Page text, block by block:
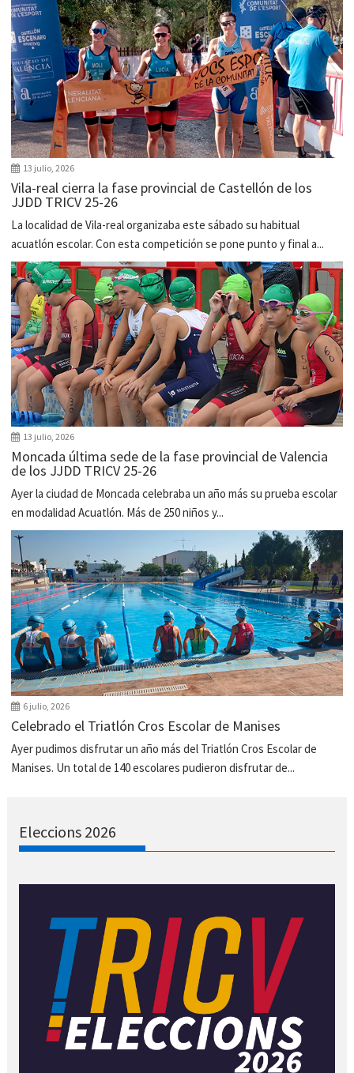
13 julio, 2026
Vila-real cierra la fase provincial de Castellón de los
JJDD TRICV 25-26
La localidad de Vila-real organizaba este sábado su habitual
acuatlón escolar. Con esta competición se pone punto y final a...
13 julio, 2026
Moncada última sede de la fase provincial de Valencia
de los JJDD TRICV 25-26
Ayer la ciudad de Moncada celebraba un año más su prueba escolar
en modalidad Acuatlón. Más de 250 niños y...
6 julio, 2026
Celebrado el Triatlón Cros Escolar de Manises
Ayer pudimos disfrutar un año más del Triatlón Cros Escolar de
Manises. Un total de 140 escolares pudieron disfrutar de...
Eleccions 2026